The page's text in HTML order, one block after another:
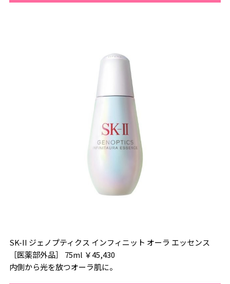
SK-II ジェノプティクス インフィニット オーラ エッセンス
［医薬部外品］ 75ml ￥45,430
内側から光を放つオーラ肌に。